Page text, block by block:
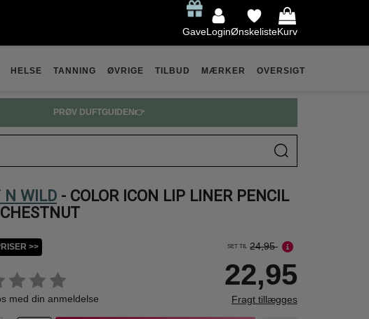
GaveLoginØnskelisteKurv
HELSE TANNING ØVRIGE TILBUD MÆRKER OVERSIGT
PRØV DUFTGUIDEN👉
N WILD - COLOR ICON LIP LINER PENCIL
>>
med din anmeldelse
SET TIL 24,95
22,95
Fragt tillægges